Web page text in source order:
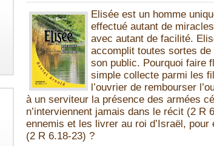
Elisée est un homme
effectué autant de
avec autant de facilité.
accomplit toutes sortes de
son public. Pourquoi faire
simple collecte parmi les
l’ouvrier de rembourser
à un serviteur la présence des armées
n’interviennent jamais dans le récit (2 R
ennemis et les livrer au roi d’Israël,
(2 R 6.18-23) ?